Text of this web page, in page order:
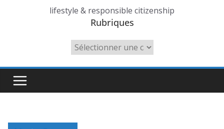
lifestyle & responsible citizenship
Rubriques
Rubriques